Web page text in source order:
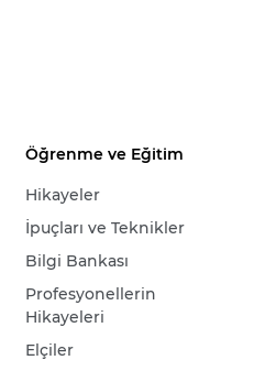
Öğrenme ve Eğitim
Hikayeler
İpuçları ve Teknikler
Bilgi Bankası
Profesyonellerin
Hikayeleri
Elçiler